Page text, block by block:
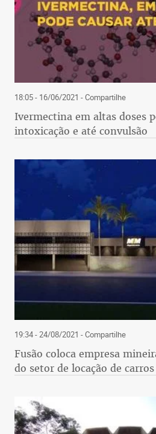
18:05 - 16/06/2021 - Compartilhe
Ivermectina em altas doses
intoxicação e até convulsão
19:34 - 24/08/2021 - Compartilhe
Fusão coloca empresa
do setor de locação de carros